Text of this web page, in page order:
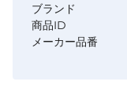
ブランド
商品ID
メーカー品番